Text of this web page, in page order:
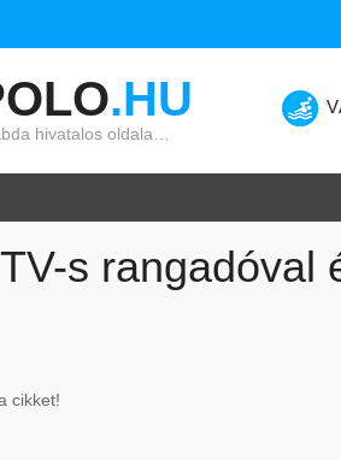
.HU
hivatalos oldala…
s rangadóval
cikket!